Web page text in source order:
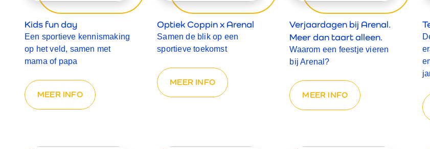
Kids fun day
Een sportieve kennismaking
op het veld, samen met
mama of papa
MEER INFO
Optiek Coppin x Arenal
Samen de blik op een
sportieve toekomst
MEER INFO
Verjaardagen bij Arenal.
Meer dan taart alleen.
Waarom een feestje vieren
bij Arenal?
MEER INFO